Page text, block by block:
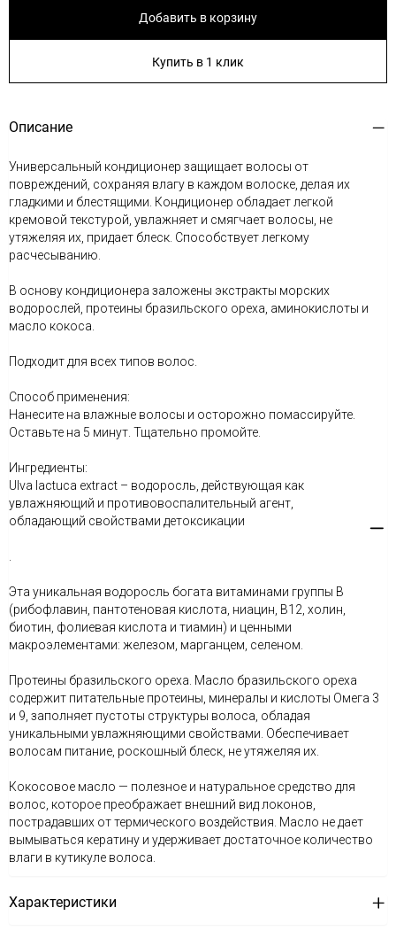
Добавить в корзину
Купить в 1 клик
Описание
Универсальный кондиционер защищает волосы от
повреждений, сохраняя влагу в каждом волоске, делая их
гладкими и блестящими. Кондиционер обладает легкой
кремовой текстурой, увлажняет и смягчает волосы, не
утяжеляя их, придает блеск. Способствует легкому
расчесыванию.
В основу кондиционера заложены экстракты морских
водорослей, протеины бразильского ореха, аминокислоты и
масло кокоса.
Подходит для всех типов волос.
Способ применения:
Нанесите на влажные волосы и осторожно помассируйте.
Оставьте на 5 минут. Тщательно промойте.
Ингредиенты:
Ulva lactuca extract – водоросль, действующая как
увлажняющий и противовоспалительный агент,
обладающий свойствами детоксикации
Эта уникальная водоросль богата витаминами группы В
(рибофлавин, пантотеновая кислота, ниацин, B12, холин,
биотин, фолиевая кислота и тиамин) и ценными
макроэлементами: железом, марганцем, селеном.
Протеины бразильского ореха. Масло бразильского ореха
содержит питательные протеины, минералы и кислоты Омега 3
и 9, заполняет пустоты структуры волоса, обладая
уникальными увлажняющими свойствами. Обеспечивает
волосам питание, роскошный блеск, не утяжеляя их.
Кокосовое масло — полезное и натуральное средство для
волос, которое преображает внешний вид локонов,
пострадавших от термического воздействия. Масло не дает
вымываться кератину и удерживает достаточное количество
влаги в кутикуле волоса.
Характеристики